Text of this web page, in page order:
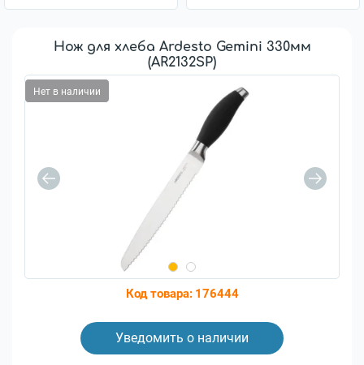
Нож для хлеба Ardesto Gemini 330мм
(AR2132SP)
Нет в наличии
Код товара: 176444
Уведомить о наличии